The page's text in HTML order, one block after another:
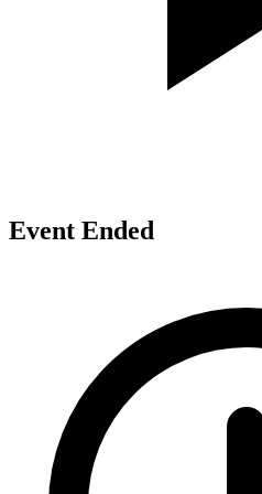
Event Ended